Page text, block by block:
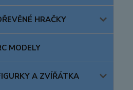
HRAČKY
MODELY
A ZVÍŘÁTKA